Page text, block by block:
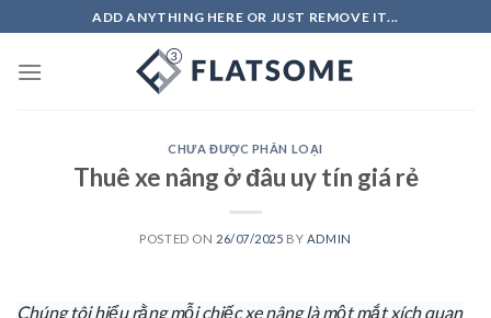
to
content
ADD ANYTHING HERE OR JUST REMOVE IT...
CHƯA ĐƯỢC PHÂN LOẠI
Thuê xe nâng ở đâu uy tín giá rẻ
POSTED ON 26/07/2025 BY ADMIN
Chúng tôi hiểu rằng mỗi chiếc xe nâng là một mắt xích quan